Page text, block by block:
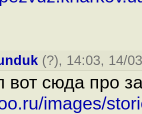
(?), 14:03, 14/
вот сюда про
images/